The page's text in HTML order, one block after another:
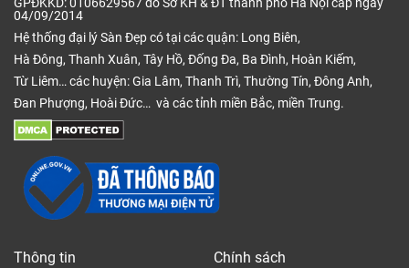
GPĐKKD: 0106629567 do Sở KH & ĐT thành phố Hà Nội cấp ngày
04/09/2014
Hệ thống đại lý Sàn Đẹp có tại các quận: Long Biên,
Hà Đông, Thanh Xuân, Tây Hồ, Đống Đa, Ba Đình, Hoàn Kiếm,
Từ Liêm… các huyện: Gia Lâm, Thanh Trì, Thường Tín, Đông Anh,
Đan Phượng, Hoài Đức… và các tỉnh miền Bắc, miền Trung.
Thông tin Chính sách